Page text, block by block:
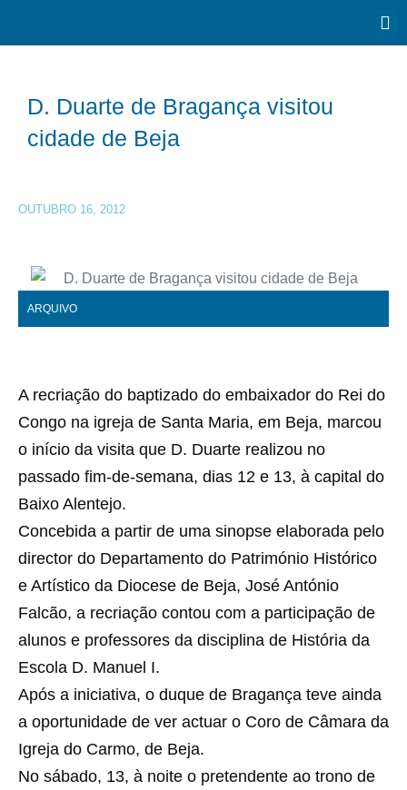
D. Duarte de Bragança visitou
cidade de Beja
OUTUBRO 16, 2012
ARQUIVO
A recriação do baptizado do embaixador do Rei do
Congo na igreja de Santa Maria, em Beja, marcou
o início da visita que D. Duarte realizou no
passado fim-de-semana, dias 12 e 13, à capital do
Baixo Alentejo.
Concebida a partir de uma sinopse elaborada pelo
director do Departamento do Património Histórico
e Artístico da Diocese de Beja, José António
Falcão, a recriação contou com a participação de
alunos e professores da disciplina de História da
Escola D. Manuel I.
Após a iniciativa, o duque de Bragança teve ainda
a oportunidade de ver actuar o Coro de Câmara da
Igreja do Carmo, de Beja.
No sábado, 13, à noite o pretendente ao trono de